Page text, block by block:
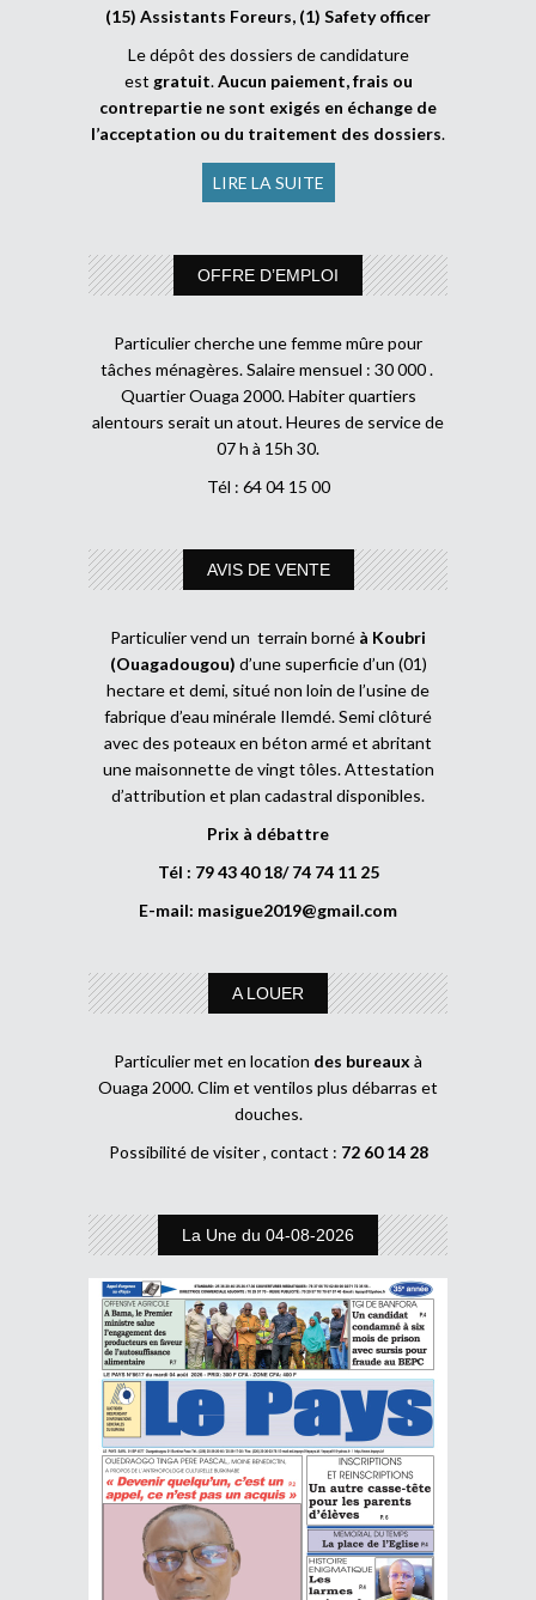
(15) Assistants Foreurs, (1) Safety officer
Le dépôt des dossiers de candidature
est gratuit.Aucun paiement, frais ou
contrepartie ne sont exigés en échange de
l’acceptation ou du traitement des dossiers.
LIRE LA SUITE
OFFRE D’EMPLOI
Particulier cherche une femme mûre pour
tâches ménagères. Salaire mensuel : 30 000 .
Quartier Ouaga 2000. Habiter quartiers
alentours serait un atout. Heures de service de
07 h à 15h 30.
Tél : 64 04 15 00
AVIS DE VENTE
Particulier vend un terrain borné à Koubri
(Ouagadougou) d’une superficie d’un (01)
hectare et demi, situé non loin de l’usine de
fabrique d’eau minérale Ilemdé. Semi clôturé
avec des poteaux en béton armé et abritant
une maisonnette de vingt tôles. Attestation
d’attribution et plan cadastral disponibles.
Prix à débattre
Tél : 79 43 40 18/ 74 74 11 25
E-mail: masigue2019@gmail.com
A LOUER
Particulier met en location des bureaux à
Ouaga 2000. Clim et ventilos plus débarras et
douches.
Possibilité de visiter , contact : 72 60 14 28
La Une du 04-08-2026